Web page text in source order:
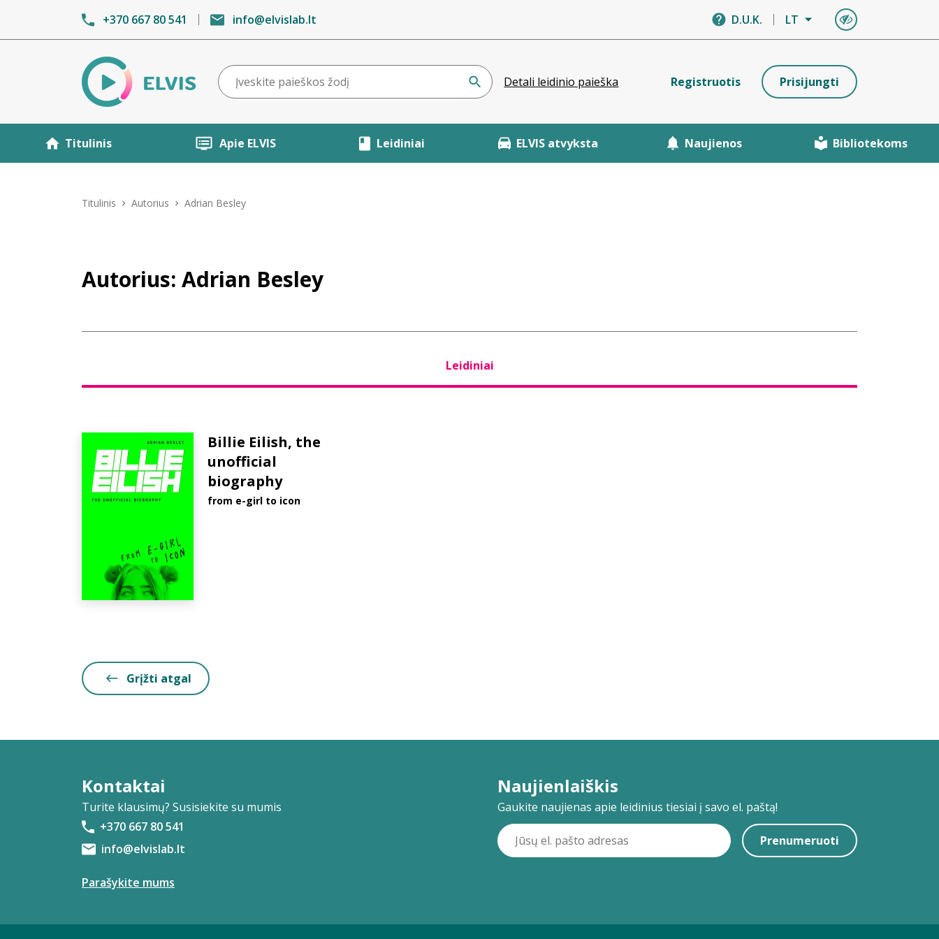
+370 667 80 541 info@elvislab.lt D.U.K. LT
Detali leidinio paieška Registruotis Prisijungti
Titulinis Apie ELVIS Leidiniai ELVIS atvyksta Naujienos Bibliotekoms
Titulinis Autorius Adrian Besley
Autorius: Adrian Besley
Leidiniai
Billie Eilish, the
unofficial
biography
from e-girl to icon
Grįžti atgal
Kontaktai
Turite klausimų? Susisiekite su mumis
+370 667 80 541
info@elvislab.lt
Parašykite mums
Naujienlaiškis
Gaukite naujienas apie leidinius tiesiai į savo el. paštą!
Prenumeruoti